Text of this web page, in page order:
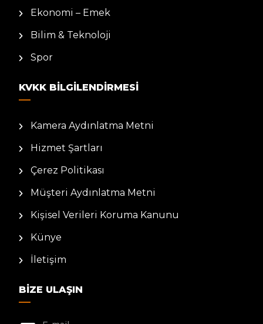
Ekonomi – Emek
Bilim & Teknoloji
Spor
KVKK BILGILENDIRMESI
Kamera Aydınlatma Metni
Hizmet Şartları
Çerez Politikası
Müşteri Aydınlatma Metni
Kişisel Verileri Koruma Kanunu
Künye
İletişim
BIZE ULAŞIN